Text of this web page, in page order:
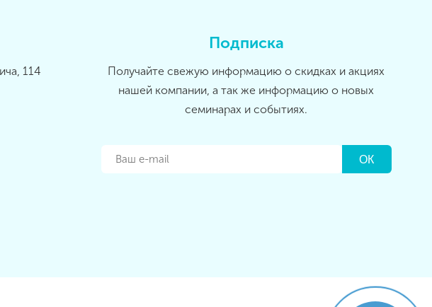
114
Подписка
Получайте свежую информацию о скидках и акциях
нашей компании, а так же информацию о новых
семинарах и событиях.